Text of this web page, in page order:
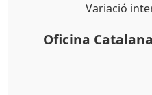
Variació
Oficina